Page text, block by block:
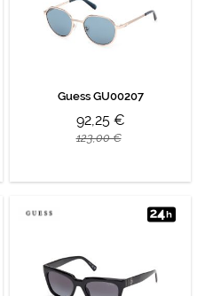
Guess GU00207
92,25 €
123,00 €